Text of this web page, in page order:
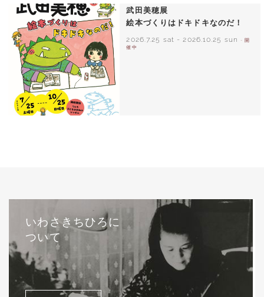
武田美穂展
絵本づくりはドキドキなのだ！
2026.7.25 sat -2026.10.25 sun
- 開
催中
いわさきちひろに
ついて